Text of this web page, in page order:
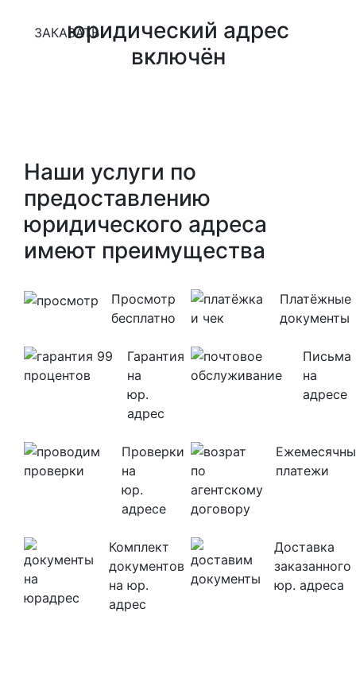
юридический адрес
включён
ЗАКАЗАТЬ
Наши услуги по
предоставлению
юридического адреса
имеют преимущества
Просмотр
бесплатно
Платёжные
документы
Гарантия
на
юр.
адрес
Письма
на
адресе
Проверки
на
юр.
адресе
платежи
Комплект
документов
на юр.
адрес
Доставка
заказанного
юр. адреса